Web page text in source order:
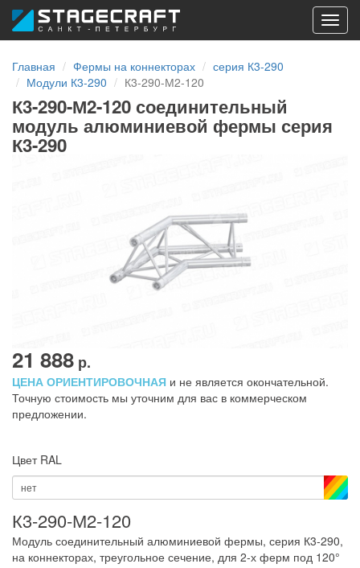
Главная
Фермы на коннекторах
серия К3-290
Модули К3-290
К3-290-М2-120
К3-290-М2-120 соединительный
модуль алюминиевой фермы серия
К3-290
21 888 р.
ЦЕНА ОРИЕНТИРОВОЧНАЯ и не является окончательной.
Точную стоимость мы уточним для вас в коммерческом
предложении.
Цвет RAL
нет
К3-290-М2-120
Модуль соединительный алюминиевой фермы, серия К3-290,
на коннекторах, треугольное сечение, для 2-х ферм под 120°